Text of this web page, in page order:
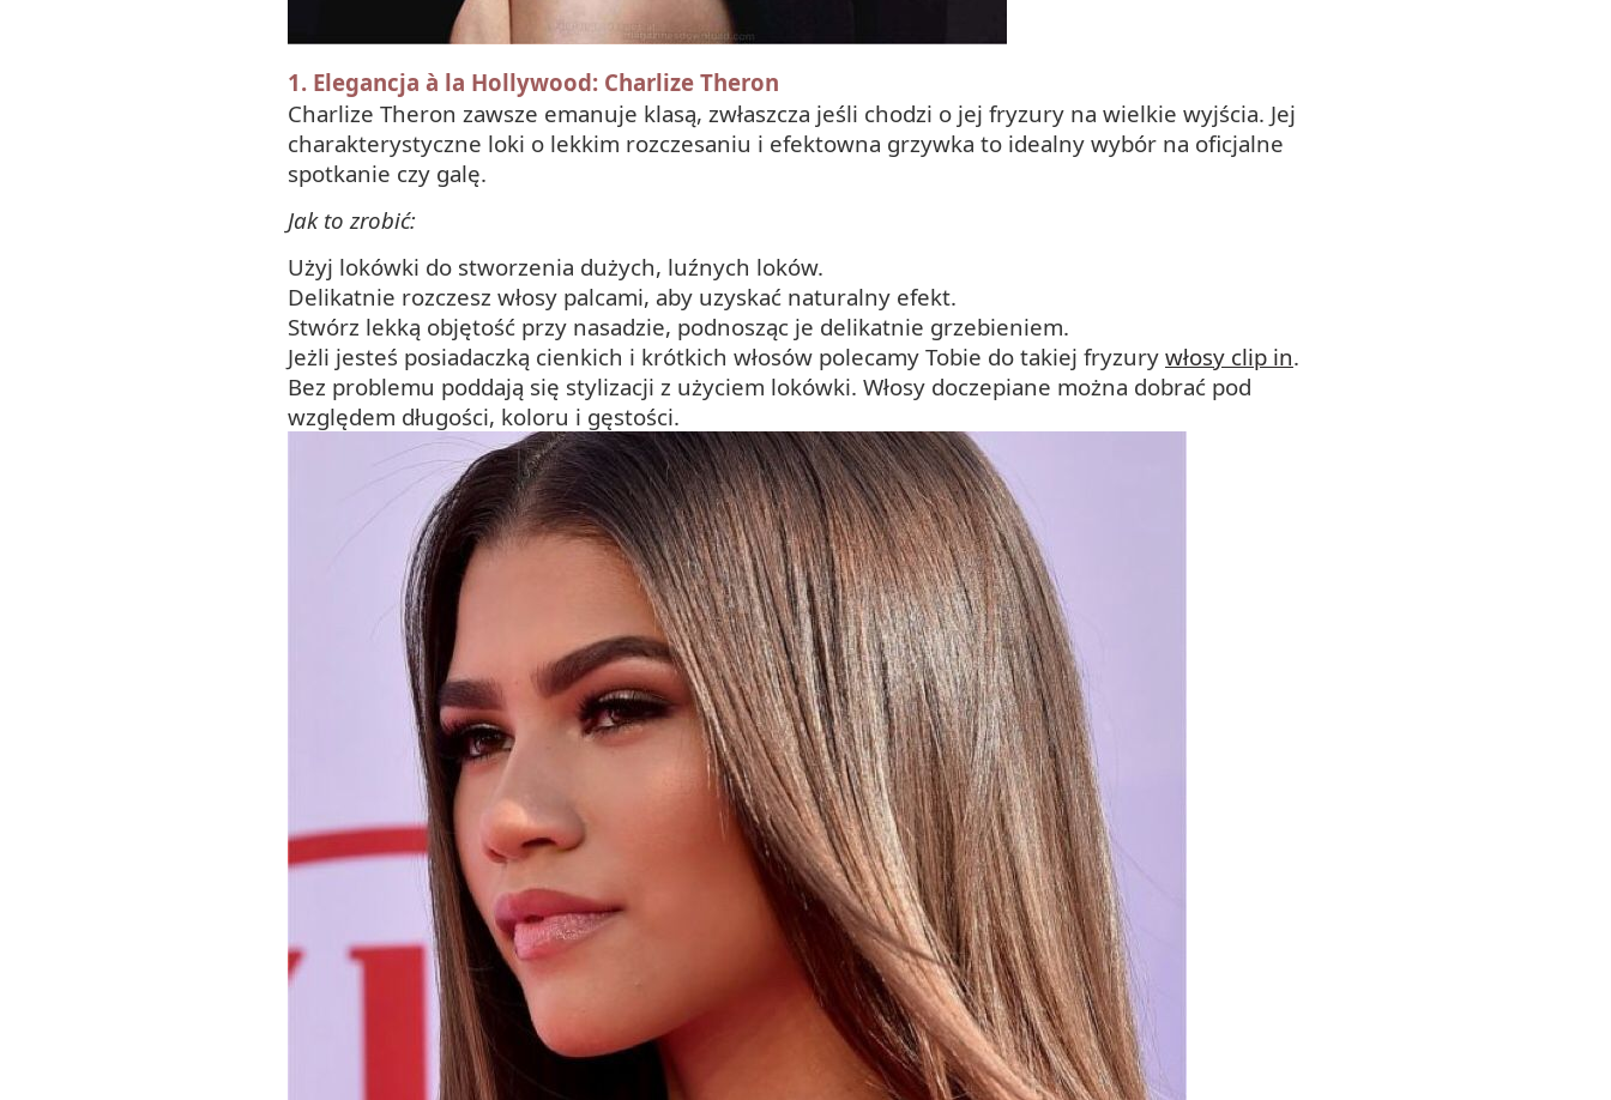
1. Elegancja à la Hollywood: Charlize Theron
Charlize Theron zawsze emanuje klasą, zwłaszcza jeśli chodzi o jej fryzury na wielkie wyjścia. Jej
charakterystyczne loki o lekkim rozczesaniu i efektowna grzywka to idealny wybór na oficjalne
spotkanie czy galę.
Jak to zrobić:
Użyj lokówki do stworzenia dużych, luźnych loków.
Delikatnie rozczesz włosy palcami, aby uzyskać naturalny efekt.
Stwórz lekką objętość przy nasadzie, podnosząc je delikatnie grzebieniem.
Jeżli jesteś posiadaczką cienkich i krótkich włosów polecamy Tobie do takiej fryzury włosy clip in.
Bez problemu poddają się stylizacji z użyciem lokówki. Włosy doczepiane można dobrać pod
względem długości, koloru i gęstości.